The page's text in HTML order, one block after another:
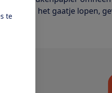
te
in het gaatje lopen,